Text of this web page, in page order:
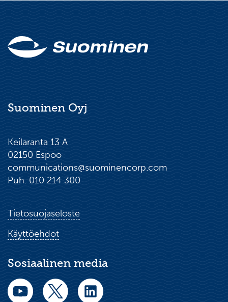
Suominen Oyj
Keilaranta 13 A
02150 Espoo
communications@suominencorp.com
Puh. 010 214 300
Tietosuojaseloste
Käyttöehdot
Sosiaalinen media